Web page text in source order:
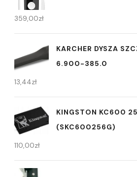
359,00zł
KARCHER DYSZA
6.900-385.0
13,44zł
KINGSTON KC600
(SKC600256G)
110,00zł